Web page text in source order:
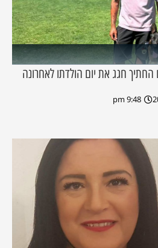
החתיך חגג את יום הולדתו לאחרונה
9:48 pm